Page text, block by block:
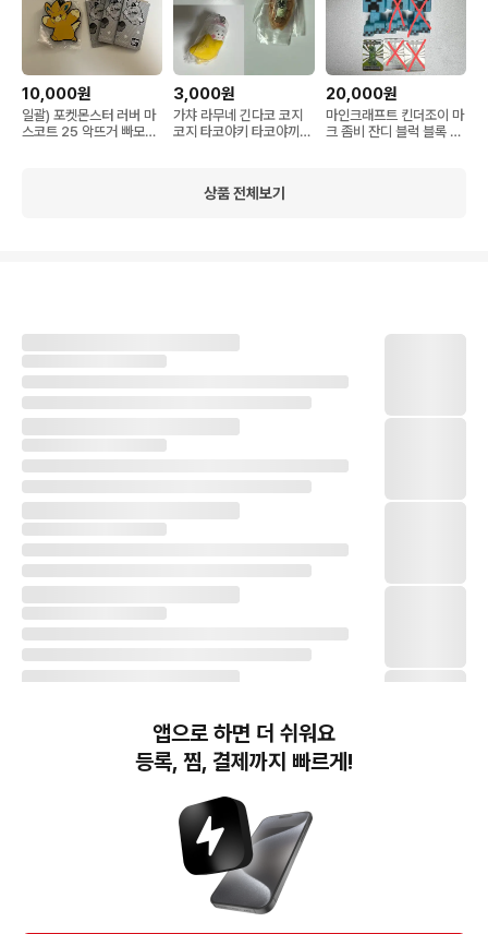
10,000원
일괄) 포켓몬스터 러버 마
스코트 25 악뜨거 빠모트
3,000원
가챠 라무네 긴다코 코지
코지 타코야키 타코야끼
20,000원
마인크래프트 킨더조이 마
크 좀비 잔디 블럭 블록 에
상품 전체보기
번개장터(주) 사업자정보, 이용약관 및 기타 법적고지
번개장터㈜는 통신판매중개자이며, 통신판매의 당사자가 아닙니다. 전자상거래 등에서의
소비자보호에 관한 법률 등 관련 법령 및 번개장터㈜의 약관에 따라 상품, 상품정보, 거래에 관한 책임은
개별 판매자에게 귀속하고, 번개장터㈜는 원칙적으로 회원간 거래에 대하여 책임을 지지 않습니다.
앱으로 하면 더 쉬워요
등록, 찜, 결제까지 빠르게!